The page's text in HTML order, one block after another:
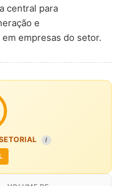
central para
e
empresas do setor.
I